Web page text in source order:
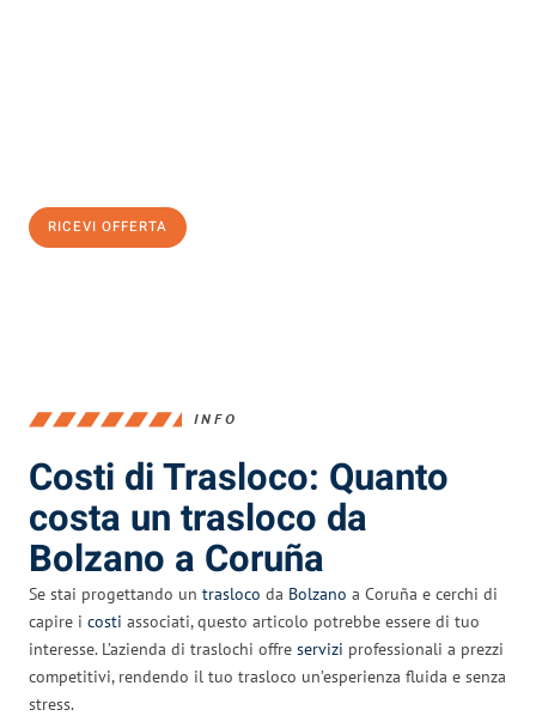
RICEVI OFFERTA
INFO
Costi di Trasloco: Quanto
costa un trasloco da
Bolzano a Coruña
Se stai progettando un trasloco da Bolzano a Coruña e cerchi di
capire i costi associati, questo articolo potrebbe essere di tuo
interesse. L’azienda di traslochi offre servizi professionali a prezzi
competitivi, rendendo il tuo trasloco un’esperienza fluida e senza
stress.